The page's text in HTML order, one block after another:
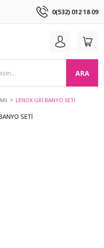
0(532) 012 18 09
ARA
LENOX GRİ BANYO SETİ